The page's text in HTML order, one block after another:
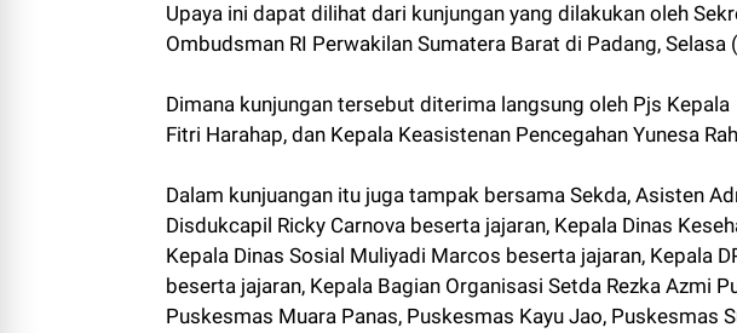
Upaya ini dapat dilihat dari kunjungan yang dilakukan oleh
Ombudsman RI Perwakilan Sumatera Barat di Padang,
Dimana kunjungan tersebut diterima langsung oleh Pjs
Fitri Harahap, dan Kepala Keasistenan Pencegahan Yunesa
Dalam kunjuangan itu juga tampak bersama Sekda, Asisten
Disdukcapil Ricky Carnova beserta jajaran, Kepala Dinas
Kepala Dinas Sosial Muliyadi Marcos beserta jajaran, Kepala
beserta jajaran, Kepala Bagian Organisasi Setda Rezka Azmi
Puskesmas Muara Panas, Puskesmas Kayu Jao, Puskesmas